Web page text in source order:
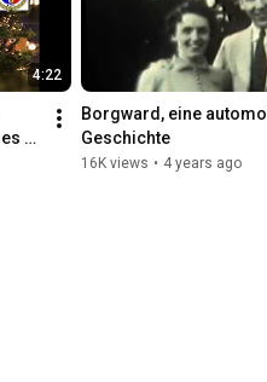
4:22
Borgward, eine
Geschichte
16K views • 4 years ago